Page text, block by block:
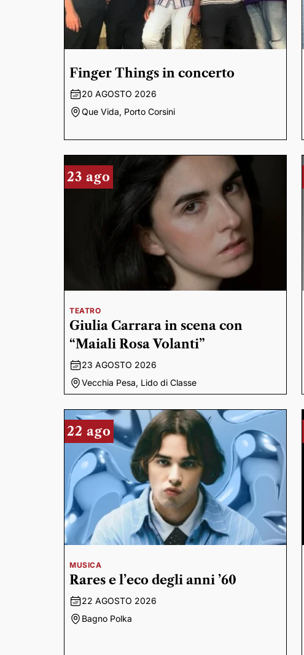
Finger Things in concerto
20 AGOSTO 2026
Que Vida, Porto Corsini
23 ago
TEATRO
Giulia Carrara in scena con
“Maiali Rosa Volanti”
23 AGOSTO 2026
Vecchia Pesa, Lido di Classe
22 ago
MUSICA
Rares e l’eco degli anni ’60
22 AGOSTO 2026
Bagno Polka